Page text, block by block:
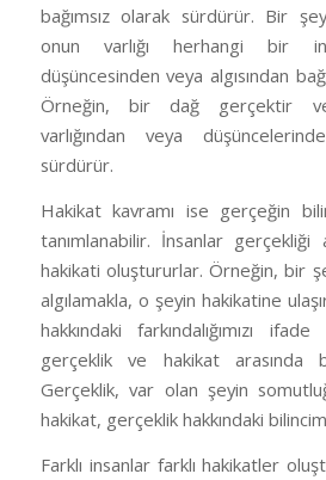
bağımsız olarak sürdürür. Bir
onun varlığı herhangi bir
düşüncesinden veya algısından
Örneğin, bir dağ gerçektir ve
varlığından veya
sürdürür.
Hakikat kavramı ise gerçeğin
tanımlanabilir. İnsanlar gerçekliği
hakikati oluştururlar. Örneğin, bir
algılamakla, o şeyin hakikatine
hakkındaki farkındalığımızı
gerçeklik ve hakikat arasında
Gerçeklik, var olan şeyin
hakikat, gerçeklik hakkındaki
Farklı insanlar farklı hakikatler